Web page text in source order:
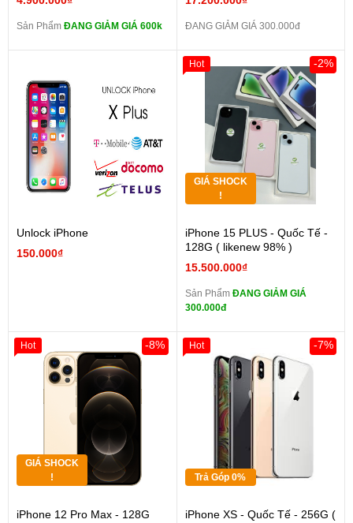
Sản Phẩm ĐANG GIẢM GIÁ 600k ĐANG GIẢM GIÁ 300.000đ
Unlock iPhone
150.000₫
GIÁ SHOCK
!
iPhone 15 PLUS - Quốc Tế -
128G ( likenew 98% )
15.500.000₫
-2%
Sản Phẩm ĐANG GIẢM GIÁ
300.000đ
Hot
GIÁ SHOCK
!
iPhone 12 Pro Max - 128G
-8%
Hot
Trả Góp 0%
iPhone XS - Quốc Tế - 256G (
-7%
Hot